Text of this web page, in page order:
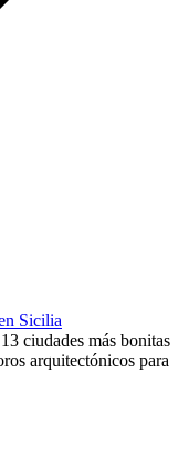
Sicilia
ciudades más bonitas
arquitectónicos para